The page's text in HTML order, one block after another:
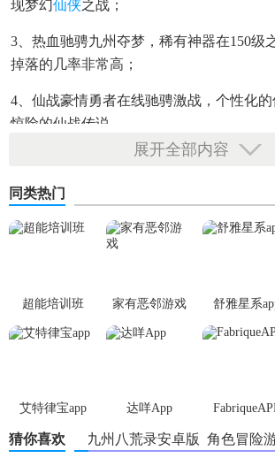
现梦幻仙侠之战；
3、热血驰骋九州夺梦，稀有神器在150级
掉落的几率非常高；
4、仙战豪情勇者在线驰骋激战，个性化
惊险的仙战传说。
【九州八荒录游戏特色】
1、这个里面其实能够去进阶以及晋级，还
2、你们将是能够去体验非常的热血重生豪
3、我们的玩家在随心的进行角逐仙境嗨战
战。
【九州八荒录游戏优势】
展开全部内容
同类热门
超能培训班 家有恶邻游戏 舒雅星系
艾特律宝app 达咩App
猜你喜欢 角色冒险
九州八荒录安卓版